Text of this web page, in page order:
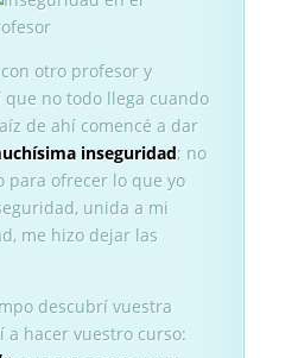
otro profesor y
no todo llega cuando
de ahí comencé a dar
inseguridad; no
para ofrecer lo que yo
unida a mi
me hizo dejar las
descubrí vuestra
a hacer vuestro curso: